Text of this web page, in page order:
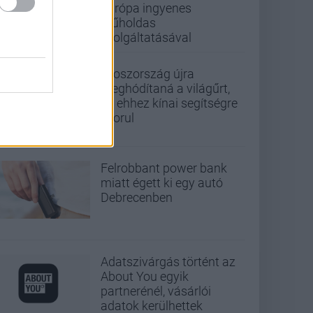
Európa ingyenes
műholdas
szolgáltatásával
Oroszország újra
meghódítaná a világűrt,
de ehhez kínai segítségre
szorul
Felrobbant power bank
miatt égett ki egy autó
Debrecenben
Adatszivárgás történt az
About You egyik
partnerénél, vásárlói
adatok kerülhettek